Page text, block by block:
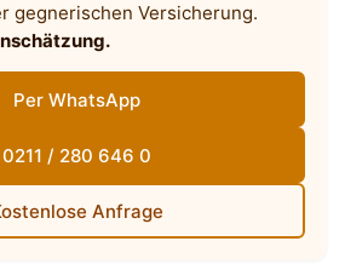
gegnerischen Versicherung.
Per WhatsApp
0211 / 280 646 0
Anfrage